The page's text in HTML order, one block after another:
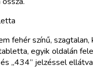
fehér színű,
egyik oldalán
„434” jelzéssel